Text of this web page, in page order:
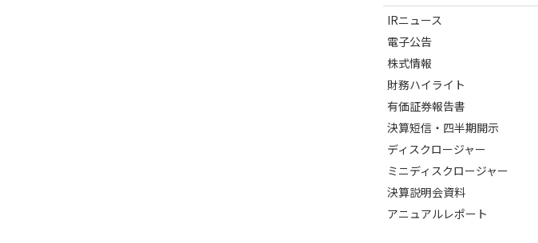
IRニュース
電子公告
株式情報
財務ハイライト
有価証券報告書
決算短信・四半期開示
ディスクロージャー
ミニディスクロージャー
決算説明会資料
アニュアルレポート